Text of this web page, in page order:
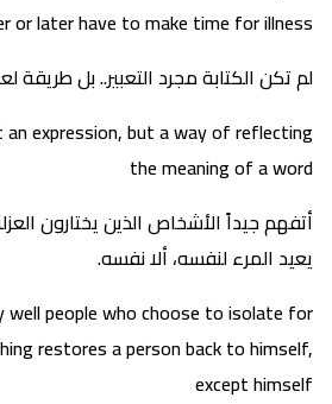
or later have to make time for illness
لم تكن الكتابة مجرد التعبير.. بل
expression, but a way of reflecting
the meaning of a word
أتفهم جيداً الأشخاص الذين يختارون
يعيد المرء لنفسه، ألا نفسه.
well people who choose to isolate for
restores a person back to himself,
except himself